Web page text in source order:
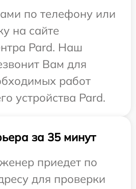
по телефону или
на сайте
Pard. Наш
Вам для
работ
устройства Pard.
за 35 минут
приедет по
для проверки